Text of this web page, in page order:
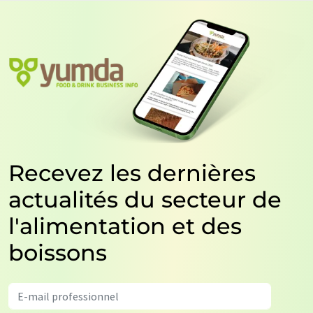
Recevez les dernières
actualités du secteur de
l'alimentation et des
boissons